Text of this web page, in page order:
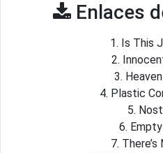
Enlaces
1. Is This
2.
3.
4. Plastic
5.
6.
7.